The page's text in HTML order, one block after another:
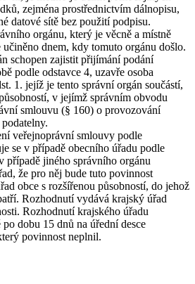
zejména prostřednictvím dálnopisu,
datové sítě bez použití podpisu.
orgánu, který je věcně a místně
dnem, kdy tomuto orgánu došlo.
schopen zajistit přijímání podání
podle odstavce 4, uzavře osoba
1. jejíž je tento správní orgán součástí,
v jejímž správním obvodu
smlouvu (§ 160) o provozování
veřejnoprávní smlouvy podle
se v případě obecního úřadu podle
případě jiného správního orgánu
že pro něj bude tuto povinnost
obce s rozšířenou působností, do jehož
Rozhodnutí vydává krajský úřad
Rozhodnutí krajského úřadu
po dobu 15 dnů na úřední desce
povinnost neplnil.